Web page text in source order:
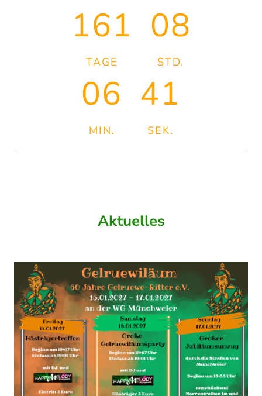
161
TAGE
08
STD.
06
MIN.
40
SEK.
Aktuelles